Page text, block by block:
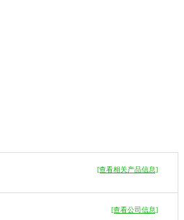
[查看相关产品信息]
[查看公司信息]